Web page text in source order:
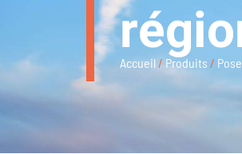
Accueil/Produits /